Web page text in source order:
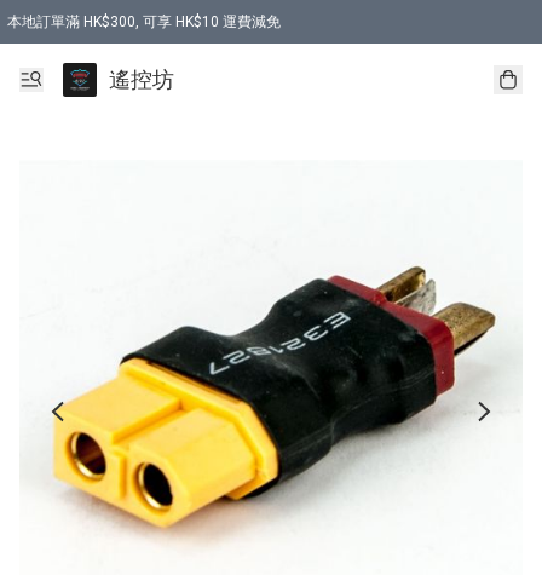
本地訂單滿 HK$300, 可享 HK$10 運費減免
購買 7.6V 6500mah 70C 電池 送 7.6V USB充電器
遙控坊